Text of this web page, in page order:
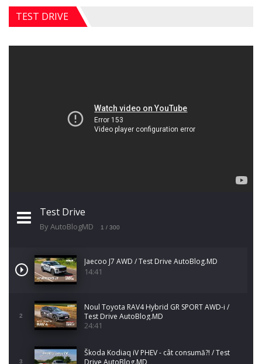
TEST DRIVE
Test Drive
By AutoBlogMD 1 / 300
Jaecoo J7 AWD / Test Drive AutoBlog.MD
14:41
2
Noul Toyota RAV4 Hybrid GR SPORT AWD-i /
Test Drive AutoBlog.MD
24:41
3
Škoda Kodiaq iV PHEV - cât consumă?! / Test
Drive AutoBlog.MD